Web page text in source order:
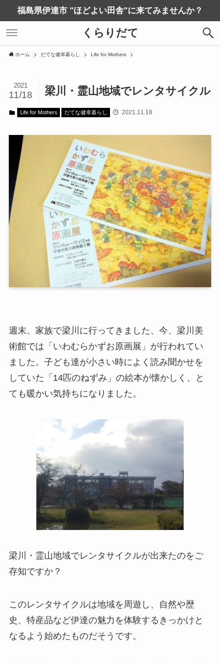
福島県伊達市 "ほどよい田舎"に来てみませんか？
くらりだて
ホーム だてな健幸暮らし Life for Mothers
梁川・霊山地域でレンタサイクル
2021
11/18
Life for Mothers だてな健幸暮らし 2021.11.18
週末、家族で梁川に行ってきました、今、梁川美
術館では「いわむらかずお原画展」が行われてい
ました。子ども達が小さい時によく読み聞かせを
していた「 14匹のねずみ」の絵本が懐かしく、と
ても暖かい気持ちになりました。
梁川・霊山地域でレンタサイクルが出来たのをご
存知ですか？
このレンタサイクルは地域を周遊し、自然や歴
史、特産品など伊達の魅力を体験するきっかけと
なるよう始めたものだそうです。